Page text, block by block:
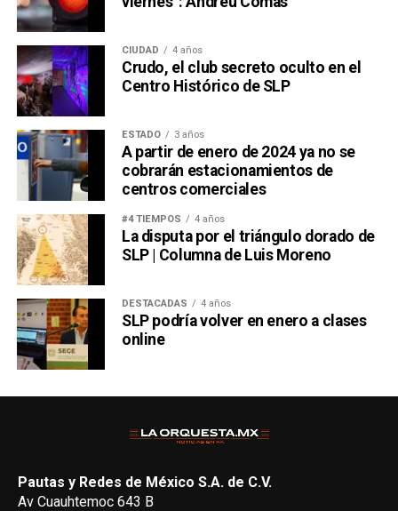
Borges tenía razón: son dos calvos peleándose por un
peine. Lo que el escritor no sabía, y seguramente no
hubiera querido saber considerando cuánto odiaba al
futbol, es que
ese peine hoy tiene la forma de un
boleto a la Final del domingo
También lee:
El Futbol Une al Mundo: Crónica de un Japón
vs Túnez
CIUDAD 4 años
Crudo, el club secreto oculto en el
Centro Histórico de SLP
ESTADO 3 años
A partir de enero de 2024 ya no se
cobrarán estacionamientos de
centros comerciales
#4 TIEMPOS 4 años
La disputa por el triángulo dorado de
SLP | Columna de Luis Moreno
DESTACADAS 4 años
SLP podría volver en enero a clases
online
Pautas y Redes de México S.A. de C.V.
Av Cuauhtemoc 643 B